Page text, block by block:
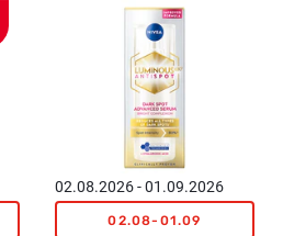
02.08.2026 - 01.09.2026
02.08-01.09